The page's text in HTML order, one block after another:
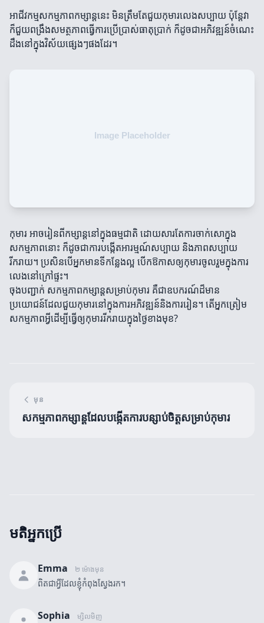
អាជីវកម្មសកម្មភាពកម្សាន្តនេះ មិនត្រឹមតែជួយកុមារលេងសប្បាយ ប៉ុន្តែវា
ក៏ជួយពង្រឹងសមត្ថភាពធ្វើការប្រើប្រាស់ធាតុប្រាក់ ក៏ដូចជាអភិវឌ្ឍន៍ចំណេះ
ដឹងនៅក្នុងវិស័យផ្សេងៗផងដែរ។
កុមារ អាចរៀនពីកម្សាន្តនៅក្នុងធម្មជាតិ ដោយសារតែការចាក់សោក្នុង
សកម្មភាពនោះ ក៏ដូចជាការបង្កើតអារម្មណ៍សប្បាយ និងភាពសប្បាយ
រីករាយ។ ប្រសិនបើអ្នកមានទីកន្លែងល្អ បើកឱកាសឲ្យកុមារចូលរួមក្នុងការ
លេងនៅក្រៅផ្ទះ។
ចុងបញ្ជាក់ សកម្មភាពកម្សាន្តសម្រាប់កុមារ គឺជាឧបករណ៍ដ៏មាន
ប្រយោជន៍ដែលជួយកុមារនៅក្នុងការអភិវឌ្ឍន៍និងការរៀន។ តើអ្នកត្រៀម
សកម្មភាពអ្វីដើម្បីធ្វើឲ្យកុមាររីករាយក្នុងថ្ងៃខាងមុខ?
មុន
សកម្មភាពកម្សាន្តដែលបង្កើតការបន្សាប់ចិត្តសម្រាប់កុមារ
មតិអ្នកប្រើ
Emma ២ ម៉ោងមុន
ពិតជាអ្វីដែលខ្ញុំកំពុងស្វែងរក។
Sophia ម្សិលមិញ